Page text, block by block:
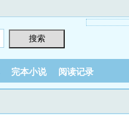
完本小说 阅读记录